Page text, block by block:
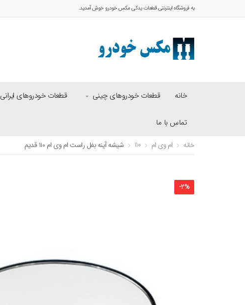
به فروشگاه اینترنتی قطعات یدکی مکس خودرو خوش آمدید.
خانه قطعات خودروهای چینی قطعات خودروهای ایرانی
تماس با ما
خانه ام وی ام 110 شیشه آینه بغل راست ام وی ام ۱۱۰ قدیم
-2%